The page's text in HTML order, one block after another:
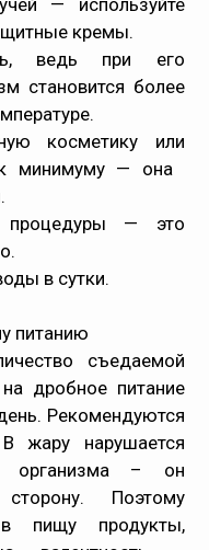
— используйте
кремы.
ведь при его
становится более
косметику или
минимуму — она
процедуры — это
в сутки.
питанию
съедаемой
дробное питание
Рекомендуются
жару нарушается
организма – он
Поэтому
в пищу продукты,